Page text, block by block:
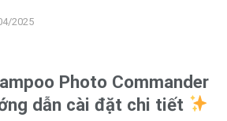
2025
Photo Commander
dẫn cài đặt chi tiết